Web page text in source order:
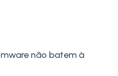
não batem à